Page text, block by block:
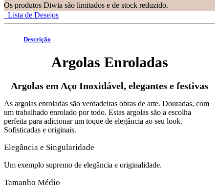
Os produtos Diwia são limitados e de stock reduzido.
Lista de Desejos
Descrição
Argolas Enroladas
Argolas em Aço Inoxidável, elegantes e festivas
As argolas enroladas são verdadeiras obras de arte. Douradas, com
um trabalhado enrolado por todo. Estas argolas são a escolha
perfeita para adicionar um toque de elegância ao seu look.
Sofisticadas e originais.
Elegância e Singularidade
Um exemplo supremo de elegância e originalidade.
Tamanho Médio